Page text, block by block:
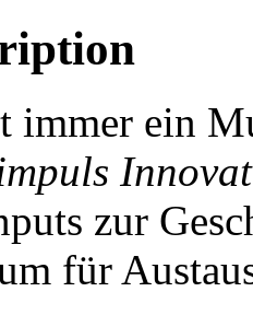
immer ein
zur
für